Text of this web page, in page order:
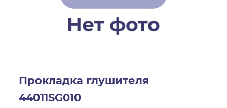
Прокладка глушителя
44011SG010